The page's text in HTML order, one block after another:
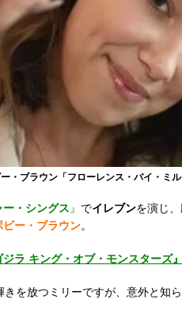
・ブラウン「フローレンス・バイ・ミル
・シングス』 でイレブンを演じ
ビー・ブラウン。
ジラ キング・オブ・モンスターズ』
を放つミリーですが、意外と知